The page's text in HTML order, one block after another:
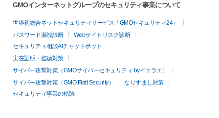
GMOインターネットグループのセキュリティ事業について
世界初総合ネットセキュリティサービス「GMOセキュリティ24」
パスワード漏洩診断
Webサイトリスク診断
セキュリティ相談AIチャットボット
実在証明・盗聴対策
サイバー攻撃対策（GMOサイバーセキュリティ byイエラエ）
サイバー攻撃対策（GMO Flatt Security）
なりすまし対策
セキュリティ事業の軌跡